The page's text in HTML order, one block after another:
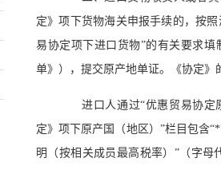
定》项下货物海关申报手续的，按
易协定项下进口货物”的有关要求
单》），提交原产地单证。《协定》
进口人通过“优惠贸易协定原
定》项下原产国（地区）”栏目包含
明（按相关成员最高税率）”（字母